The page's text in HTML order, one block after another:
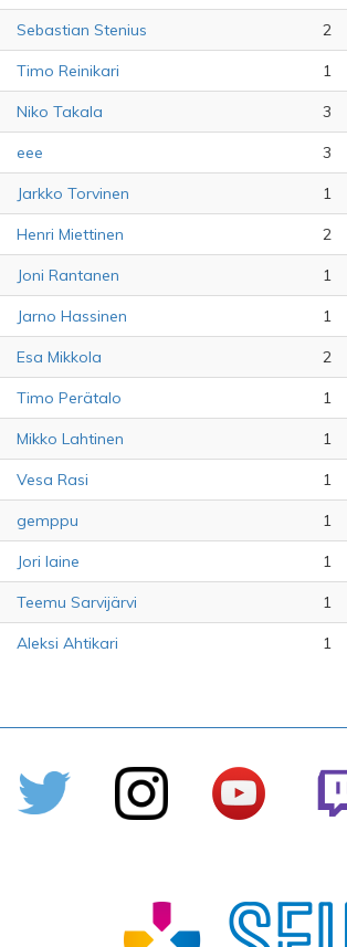
Sebastian Stenius 2
Timo Reinikari 1
Niko Takala 3
eee 3
Jarkko Torvinen 1
Henri Miettinen 2
Joni Rantanen 1
Jarno Hassinen 1
Esa Mikkola 2
Timo Perätalo 1
Mikko Lahtinen 1
Vesa Rasi 1
gemppu 1
Jori laine 1
Teemu Sarvijärvi 1
Aleksi Ahtikari 1